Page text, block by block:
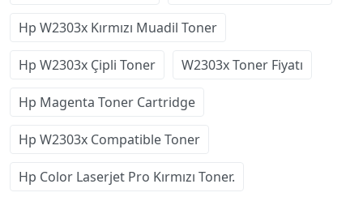
Hp W2303x Kırmızı Muadil Toner
Hp W2303x Çipli Toner W2303x Toner Fiyatı
Hp Magenta Toner Cartridge
Hp W2303x Compatible Toner
Hp Color Laserjet Pro Kırmızı Toner.